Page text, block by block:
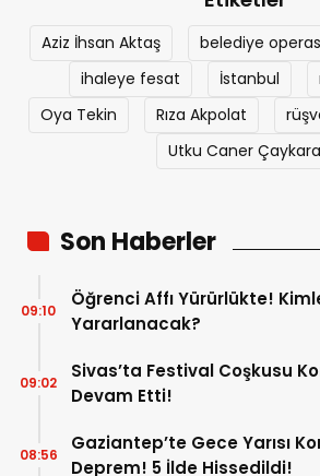
Aziz İhsan Aktaş belediye
ihaleye fesat
İstanbul
Oya Tekin
Rıza Akpolat
Utku Caner Çaykara
Son Haberler
Öğrenci Affı Yürürlükte!
Yararlanacak?
09:10
Sivas’ta Festival Coşkusu
Devam Etti!
09:02
Gaziantep’te Gece Yarısı
Deprem! 5 İlde Hissedildi!
08:56